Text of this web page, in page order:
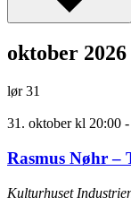
oktober 2026
lør31
31. oktober kl 20:00 -
Rasmus Nøhr
Kulturhuset